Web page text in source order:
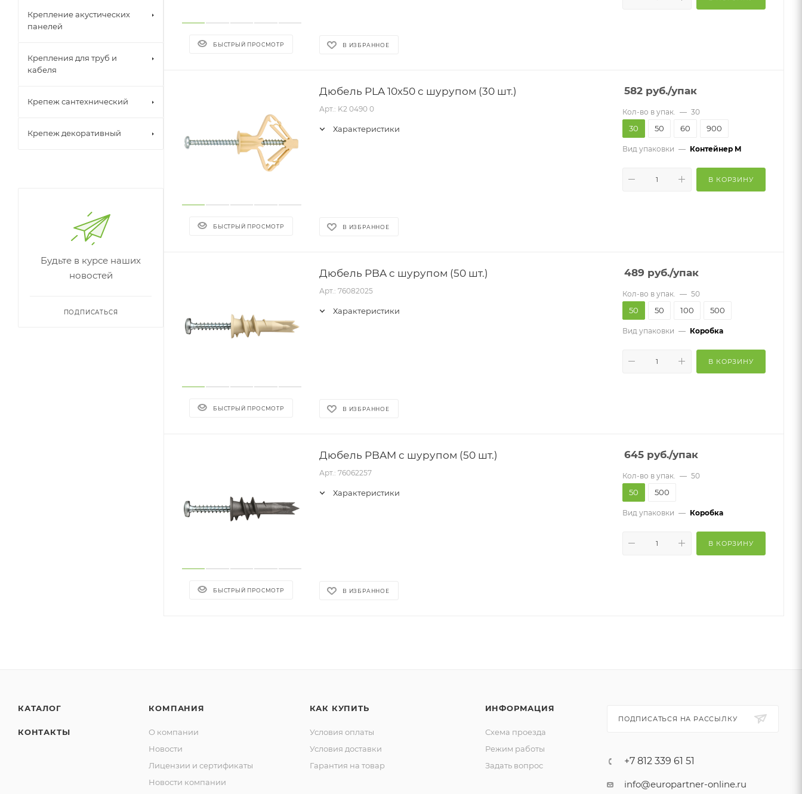
БЫСТРЫЙ ПРОСМОТР В ИЗБРАННОЕ
БЫСТРЫЙ ПРОСМОТР
Дюбель PLA 10х50 с шурупом (30 шт.)
Арт.: K2 0490 0
Характеристики
В ИЗБРАННОЕ
582 руб./упак
Кол-во в упак. — 30
30 50 60 900
Вид упаковки — Контейнер M
В КОРЗИНУ
БЫСТРЫЙ ПРОСМОТР
Дюбель PBA c шурупом (50 шт.)
Арт.: 76082025
Характеристики
В ИЗБРАННОЕ
489 руб./упак
Кол-во в упак. — 50
50 50 100 500
Вид упаковки — Коробка
В КОРЗИНУ
БЫСТРЫЙ ПРОСМОТР
Дюбель PBAM с шурупом (50 шт.)
Арт.: 76062257
Характеристики
В ИЗБРАННОЕ
645 руб./упак
Кол-во в упак. — 50
50 500
Вид упаковки — Коробка
В КОРЗИНУ
Крепление акустических
панелей
Крепления для труб и
кабеля
Крепеж сантехнический
Крепеж декоративный
Будьте в курсе наших
новостей
ПОДПИСАТЬСЯ
КАТАЛОГ
КОНТАКТЫ
КОМПАНИЯ
О компании
Новости
Лицензии и сертификаты
Новости компании
КАК КУПИТЬ
Условия оплаты
Условия доставки
Гарантия на товар
ИНФОРМАЦИЯ
Схема проезда
Режим работы
Задать вопрос
ПОДПИСАТЬСЯ НА РАССЫЛКУ
+7 812 339 61 51
info@europartner-online.ru